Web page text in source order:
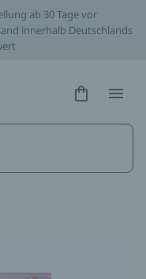
ab 30 Tage vor
innerhalb Deutschlands
Hidden